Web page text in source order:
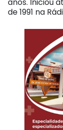
anos. Iniciou
de 1991 na